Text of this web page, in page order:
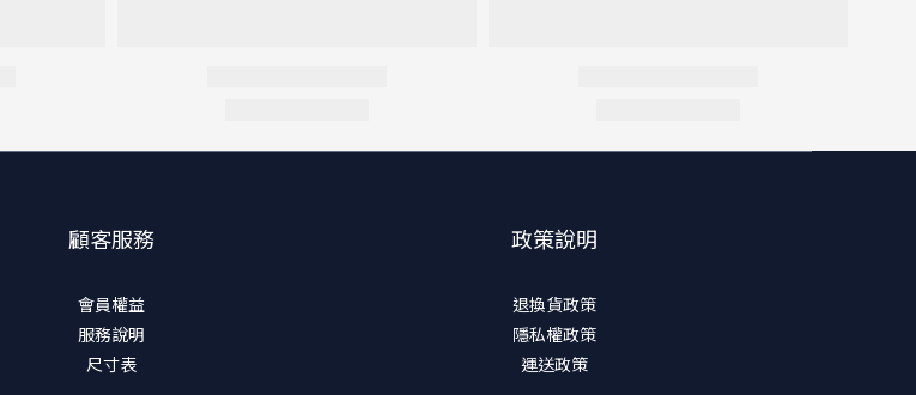
顧客服務
會員權益
服務說明
尺寸表
政策說明
退換貨政策
隱私權政策
運送政策